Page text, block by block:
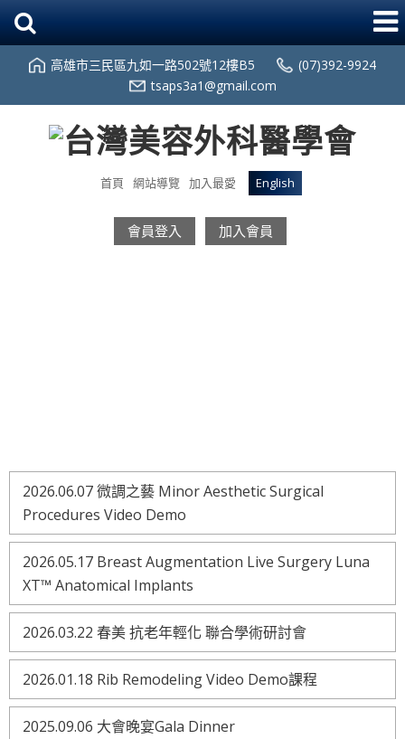
高雄市三民區九如一路502號12樓B5
(07)392-9924
tsaps3a1@gmail.com
首頁 網站導覽 加入最愛 English
會員登入 加入會員
2026.06.07 微調之藝 Minor Aesthetic Surgical
Procedures Video Demo
2026.05.17 Breast Augmentation Live Surgery Luna
XT™ Anatomical Implants
2026.03.22 春美 抗老年輕化 聯合學術研討會
2026.01.18 Rib Remodeling Video Demo課程
2025.09.06 大會晚宴Gala Dinner